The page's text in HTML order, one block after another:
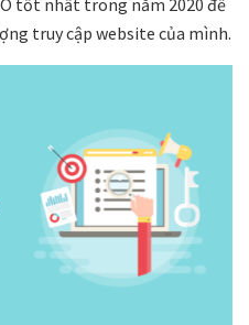
truy cập website của mình.